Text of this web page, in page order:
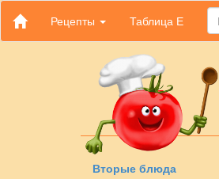
Рецепты Таблица Е
Вторые блюда